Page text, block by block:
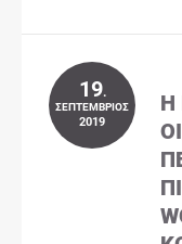
19.
ΣΕΠΤΈΜΒΡΙΟΣ
2019
Η